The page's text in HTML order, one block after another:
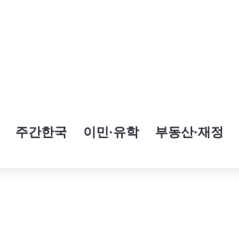
주간한국 이민·유학 부동산·재정